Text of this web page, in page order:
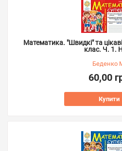
Математика. "Швидкі" та
клас. Ч. 1.
Беденко
60,00
Купити